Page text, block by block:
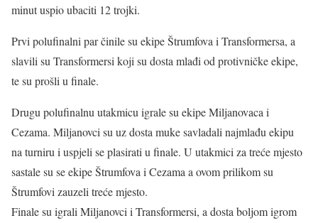
minut uspio ubaciti 12 trojki.
Prvi polufinalni par činile su ekipe Štrumfova i Transformersa, a
slavili su Transformersi koji su dosta mlađi od protivničke ekipe,
te su prošli u finale.
Drugu polufinalnu utakmicu igrale su ekipe Miljanovaca i
Cezama. Miljanovci su uz dosta muke savladali najmlađu ekipu
na turniru i uspjeli se plasirati u finale. U utakmici za treće mjesto
sastale su se ekipe Štrumfova i Cezama a ovom prilikom su
Štrumfovi zauzeli treće mjesto.
Finale su igrali Miljanovci i Transformersi, a dosta boljom igrom